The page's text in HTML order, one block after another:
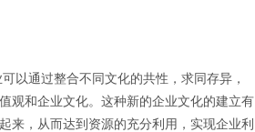
通过整合不同文化的共性，求同存异，
观和企业文化。这种新的企业文化的建立有
来，从而达到资源的充分利用，实现企业利